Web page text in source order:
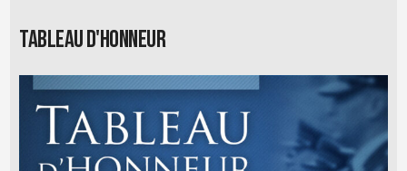
Tableau d'honneur